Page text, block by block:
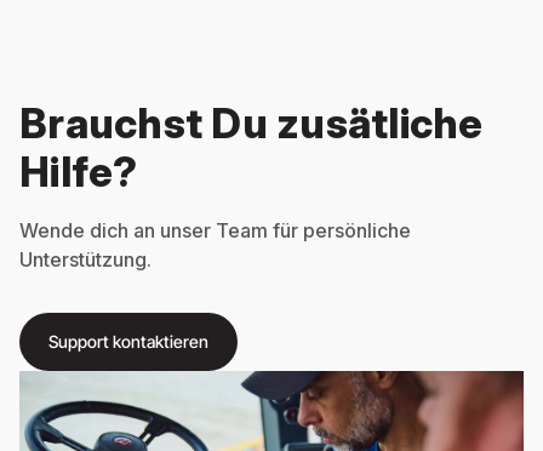
Brauchst Du zusätliche
Hilfe?
Wende dich an unser Team für persönliche
Unterstützung.
Support kontaktieren